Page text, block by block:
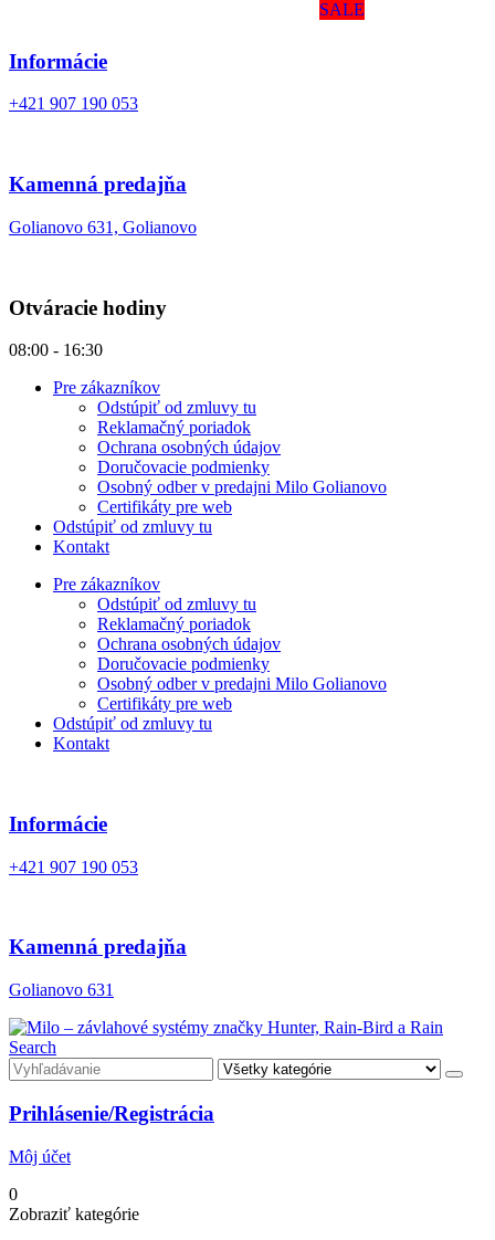
Informácie
+421 907 190 053
Kamenná predajňa
Golianovo 631, Golianovo
Otváracie hodiny
08:00 - 16:30
Pre zákazníkov
Odstúpiť od zmluvy tu
Reklamačný poriadok
Ochrana osobných údajov
Doručovacie podmienky
Osobný odber v predajni Milo Golianovo
Certifikáty pre web
Odstúpiť od zmluvy tu
Kontakt
Pre zákazníkov
Odstúpiť od zmluvy tu
Reklamačný poriadok
Ochrana osobných údajov
Doručovacie podmienky
Osobný odber v predajni Milo Golianovo
Certifikáty pre web
Odstúpiť od zmluvy tu
Kontakt
Informácie
+421 907 190 053
Kamenná predajňa
Golianovo 631
Search
Prihlásenie/Registrácia
Môj účet
0
Zobraziť kategórie
SALE